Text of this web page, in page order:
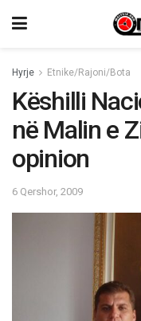
Hyrje Etnike/Rajoni/Bota
Këshilli
në Malin e
opinion
6 Qershor, 2009